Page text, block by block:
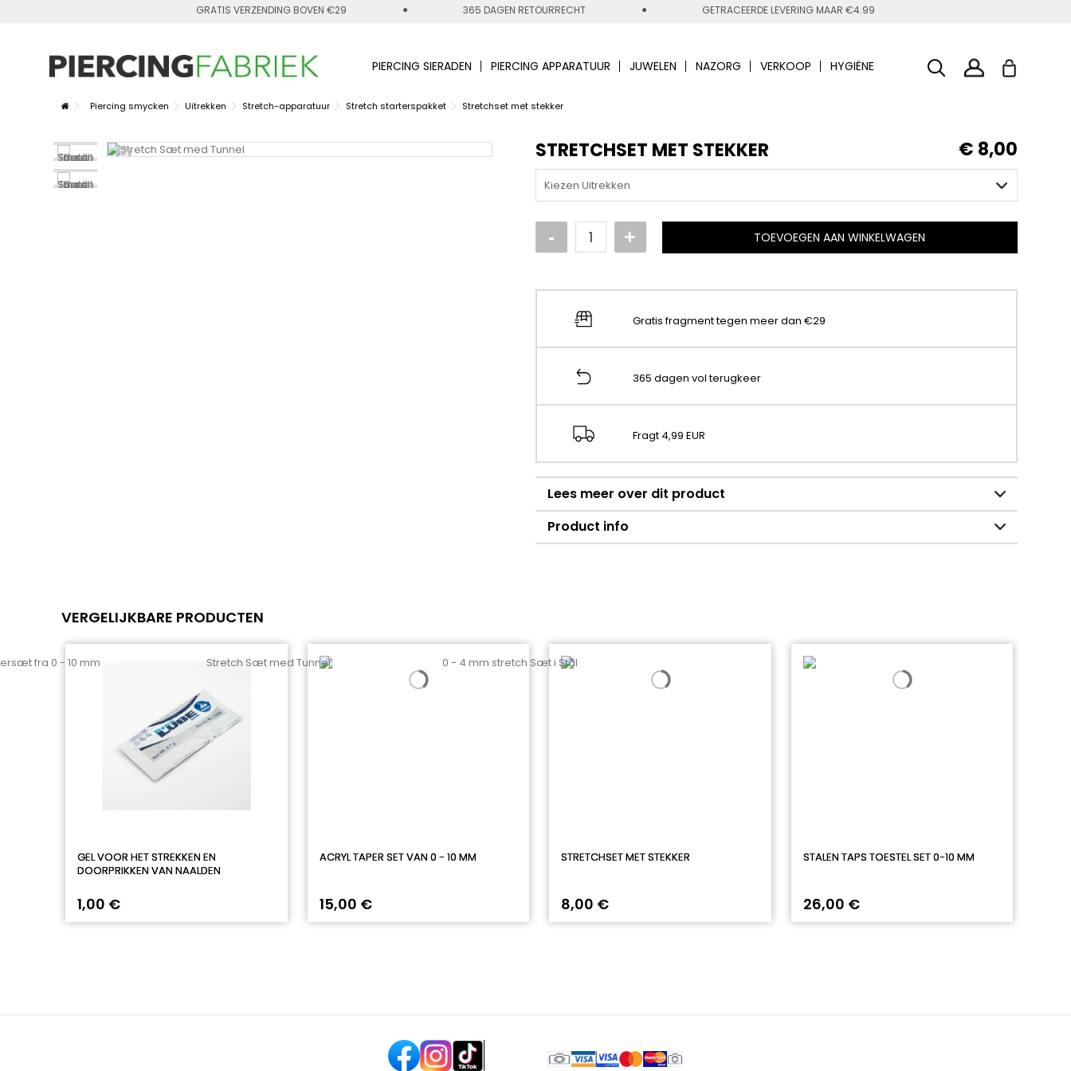
GRATIS VERZENDING BOVEN €29 365 DAGEN RETOURRECHT GETRACEERDE LEVERING MAAR €4.99
PIERCING SIERADEN PIERCING APPARATUUR JUWELEN NAZORG VERKOOP HYGIËNE
Piercing smycken Uitrekken Stretch-apparatuur Stretch starterspakket Stretchset met stekker
STRETCHSET MET STEKKER € 8,00
Kiezen Uitrekken
TOEVOEGEN AAN WINKELWAGEN
Gratis fragment tegen meer dan €29
365 dagen vol terugkeer
Fragt 4,99 EUR
Lees meer over dit product
Product info
VERGELIJKBARE PRODUCTEN
GEL VOOR HET STREKKEN EN
DOORPRIKKEN VAN NAALDEN
1,00 €
ACRYL TAPER SET VAN 0 - 10 MM
15,00 €
STRETCHSET MET STEKKER
8,00 €
STALEN TAPS TOESTEL SET 0-10 MM
26,00 €